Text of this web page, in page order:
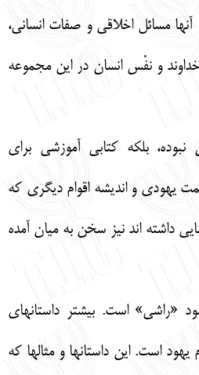
مسائل اخلاقي و صفات انساني،
و نفْس انسان در اين مجموعه
نبوده، بلكه كتابي آموزشي براي
يهودي و انديشه اقوام ديگري كه
داشته اند نيز سخن به ميان آمده
«راشي» است. بيشتر داستانهاي
يهود است. اين داستانها و مثالها كه